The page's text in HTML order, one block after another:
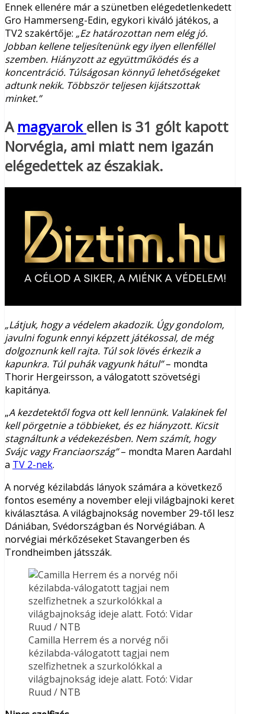
Ennek ellenére már a szünetben elégedetlenkedett
Gro Hammerseng-Edin, egykori kiváló játékos, a
TV2 szakértője: „Ez határozottan nem elég jó.
Jobban kellene teljesítenünk egy ilyen ellenféllel
szemben. Hiányzott az együttműködés és a
koncentráció. Túlságosan könnyű lehetőségeket
adtunk nekik. Többször teljesen kijátszottak
minket.”
Amagyarokellen is 31 gólt kapott
Norvégia, ami miatt nem igazán
elégedettek az északiak.
„Látjuk, hogy a védelem akadozik. Úgy gondolom,
javulni fogunk ennyi képzett játékossal, de még
dolgoznunk kell rajta. Túl sok lövés érkezik a
kapunkra. Túl puhák vagyunk hátul”– mondta
Thorir Hergeirsson, a válogatott szövetségi
kapitánya.
„A kezdetektől fogva ott kell lennünk. Valakinek fel
kell pörgetnie a többieket, és ez hiányzott. Kicsit
stagnáltunk a védekezésben. Nem számít, hogy
Svájc vagy Franciaország”– mondta Maren Aardahl
a TV 2-nek.
A norvég kézilabdás lányok számára a következő
fontos esemény a november eleji világbajnoki keret
kiválasztása. A világbajnokság november 29-től lesz
Dániában, Svédországban és Norvégiában. A
norvégiai mérkőzéseket Stavangerben és
Trondheimben játsszák.
Camilla Herrem és a norvég női
kézilabda-válogatott tagjai nem
szelfizhetnek a szurkolókkal a
világbajnokság ideje alatt. Fotó: Vidar
Ruud / NTB